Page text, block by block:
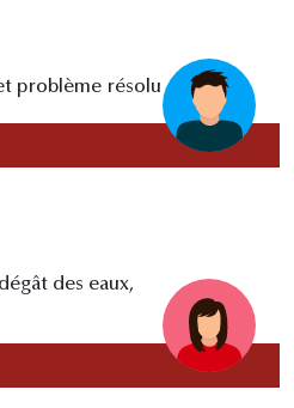
problème résolu
des eaux,